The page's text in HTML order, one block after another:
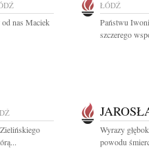
nas Maciek
ŁÓDŹ
Państwu
szczerego
Wyrazy
powodu